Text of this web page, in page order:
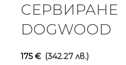
СЕРВИРАНЕ
DOGWOOD
175 € (342.27 лв.)